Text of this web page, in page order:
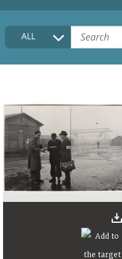
HOME
COLLECTIONS DESCRIPTION
FAQ
ALL